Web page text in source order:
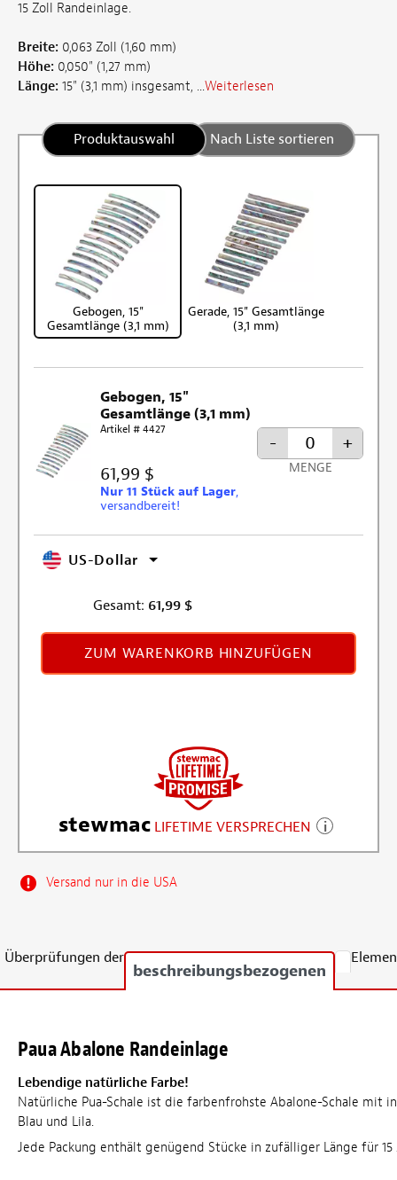
15 Zoll Randeinlage.
Breite: 0,063 Zoll (1,60 mm)
Höhe: 0,050" (1,27 mm)
Länge: 15" (3,1 mm) insgesamt, ...Weiterlesen
Produktauswahl Nach Liste sortieren
Gebogen, 15"
Gesamtlänge (3,1 mm)
Gerade, 15" Gesamtlänge
(3,1 mm)
Gebogen, 15"
Gesamtlänge (3,1 mm)
Artikel # 4427
61,99 $
Nur 11 Stück auf Lager,
versandbereit!
- +
MENGE
US-Dollar
Gesamt: 61,99 $
ZUM WARENKORB HINZUFÜGEN
stewmac LIFETIME VERSPRECHEN
Versand nur in die USA
Überprüfungen der
beschreibungsbezogenen
Paua Abalone Randeinlage
Lebendige natürliche Farbe!
Natürliche Pua-Schale ist die farbenfrohste Abalone-Schale mit
Blau und Lila.
Jede Packung enthält genügend Stücke in zufälliger Länge für 15